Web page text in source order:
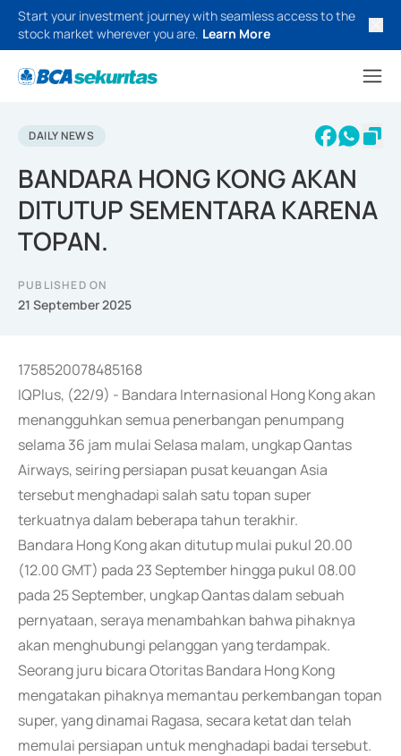
Start your investment journey with seamless access to the
stock market wherever you are. Learn More
DAILY NEWS
BANDARA HONG KONG AKAN
DITUTUP SEMENTARA KARENA
TOPAN.
PUBLISHED ON
21 September 2025
1758520078485168
IQPlus, (22/9) - Bandara Internasional Hong Kong akan
menangguhkan semua penerbangan penumpang
selama 36 jam mulai Selasa malam, ungkap Qantas
Airways, seiring persiapan pusat keuangan Asia
tersebut menghadapi salah satu topan super
terkuatnya dalam beberapa tahun terakhir.
Bandara Hong Kong akan ditutup mulai pukul 20.00
(12.00 GMT) pada 23 September hingga pukul 08.00
pada 25 September, ungkap Qantas dalam sebuah
pernyataan, seraya menambahkan bahwa pihaknya
akan menghubungi pelanggan yang terdampak.
Seorang juru bicara Otoritas Bandara Hong Kong
mengatakan pihaknya memantau perkembangan topan
super, yang dinamai Ragasa, secara ketat dan telah
memulai persiapan untuk menghadapi badai tersebut.